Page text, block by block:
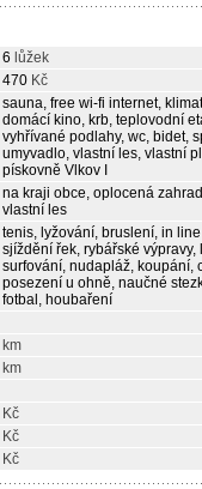
6 lůžek
470 Kč
sauna, free wi-fi internet,
domácí kino, krb, teplovodní
vyhřívané podlahy, wc, bidet,
umyvadlo, vlastní les, vlastní
pískovně Vlkov I
na kraji obce, oplocená
vlastní les
tenis, lyžování, bruslení, in
sjíždění řek, rybářské výpravy,
surfování, nudapláž, koupání,
posezení u ohně, naučné
fotbal, houbaření
km
km
Kč
Kč
Kč